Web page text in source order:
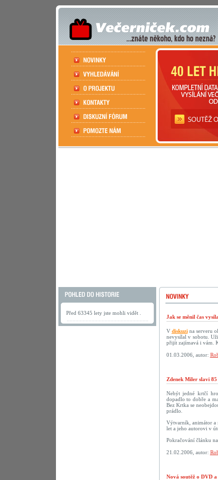
Před 63345 lety jste mohli vidět .
Jak se měnil čas
V diskuzina serveru
nevysílal v sobotu.
přijít zajímavá i vám.
01.03.2006, autor:
Zdenek Miler slavi
Nebýt jedné krtčí
dopadlo to dobře a
Bez Krtka se
prádlo.
Výtvarník, animátor a
let a jeho autorovi v
Pokračování článku
21.02.2006, autor:
Nová soutěž o DVD